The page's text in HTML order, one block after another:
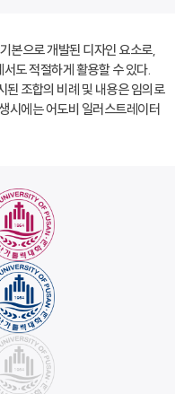
본으로 개발된 디자인 요소로,
도 적절하게 활용할 수 있다.
된 조합의 비례 및 내용은 임의로
시에는 어도비 일러스트레이터